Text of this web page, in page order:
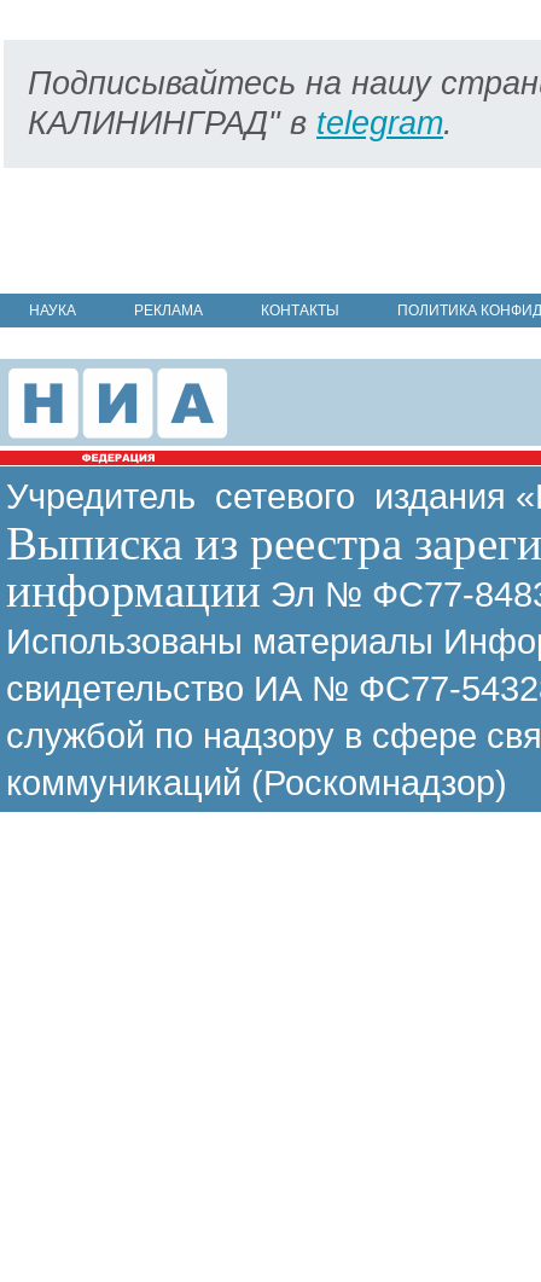
Подписывайтесь на нашу
КАЛИНИНГРАД" в telegram.
НАУКА РЕКЛАМА КОНТАКТЫ ПОЛИТИКА
Учредитель сетевого издания
Выписка из реестра
информации Эл № ФС77-
Использованы материалы
свидетельство ИА № ФС77-
службой по надзору в сфере
коммуникаций (Роскомнадзор)